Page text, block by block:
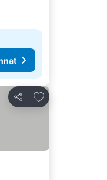
Jaa
Lisää suosikkeihin